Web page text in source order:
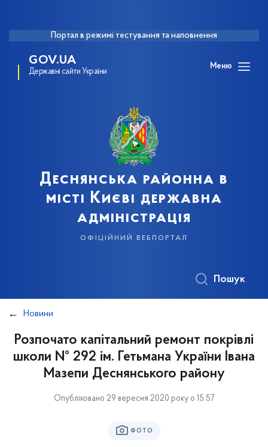
Портал в режимі тестування та наповнення
GOV.UA
Державні сайти України
Меню
Деснянська районна в
місті Києві державна
адміністрація
офіційний вебпортал
Пошук
Новини
Розпочато капітальний ремонт покрівлі
школи № 292 ім. Гетьмана України Івана
Мазепи Деснянського району
Опубліковано 29 вересня 2020 року о 15:57
ФОТО